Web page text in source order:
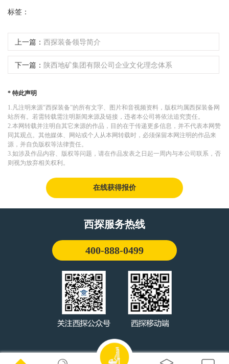
标签：
上一篇： 西探装备领导简介
下一篇： 陕西地矿集团有限公司企业文化理念体系
* 特此声明
1.凡注明来源"西探装备”的所有文字、图片和音视频资料，版权均属西探装备网
站所有。若需转载需注明新闻来源及链接，违者本公司将依法追究责任。
2.本网转载并注明自其它来源的作品，目的在于传递更多信息，并不代表本网赞
同其观点。其他媒体、网站或个人从本网转载时，必须保留本网注明的作品来
源，并自负版权等法律责任。
3.如涉及作品内容、版权等问题，请在作品发表之日起一周内与本公司联系，否
则视为放弃相关权利。
在线获得报价
西探服务热线
400-888-0499